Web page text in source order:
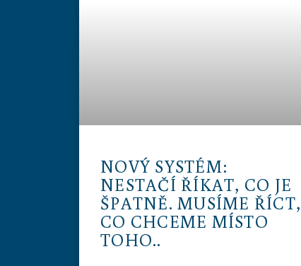
NOVÝ SYSTÉM:
NESTAČÍ ŘÍKAT, CO JE
ŠPATNĚ. MUSÍME ŘÍCT,
CO CHCEME MÍSTO
TOHO..